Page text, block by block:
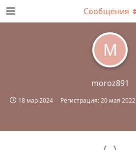
M
moroz891
18 мар 2024 Регистрация:20 мая 2022
Сообщения